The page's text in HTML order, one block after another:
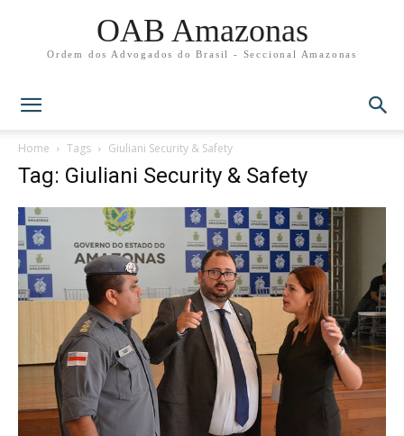
OAB Amazonas
Ordem dos Advogados do Brasil - Seccional Amazonas
Home Tags Giuliani Security & Safety
Tag: Giuliani Security & Safety